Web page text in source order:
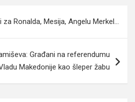
za Ronalda, Mesija, Angelu Merkel…
Građani na referendumu
Makedonije kao šleper žabu